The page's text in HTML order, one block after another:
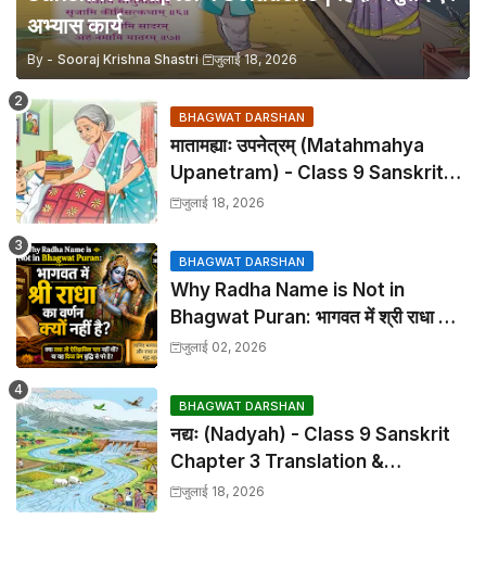
अभ्यास कार्य
By - Sooraj Krishna Shastri जुलाई 18, 2026
BHAGWAT DARSHAN
मातामह्याः उपनेत्रम् (Matahmahya
Upanetram) - Class 9 Sanskrit
Chapter 2 Translation &
जुलाई 18, 2026
BHAGWAT DARSHAN
Why Radha Name is Not in
Bhagwat Puran: भागवत में श्री राधा का
वर्णन क्यों नहीं है?
जुलाई 02, 2026
BHAGWAT DARSHAN
नद्यः (Nadyah) - Class 9 Sanskrit
Chapter 3 Translation &
Solutions
जुलाई 18, 2026